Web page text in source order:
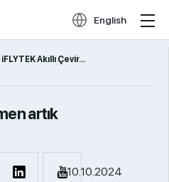
English
iFLYTEK Akıllı Çevir...
artık
10.10.2024